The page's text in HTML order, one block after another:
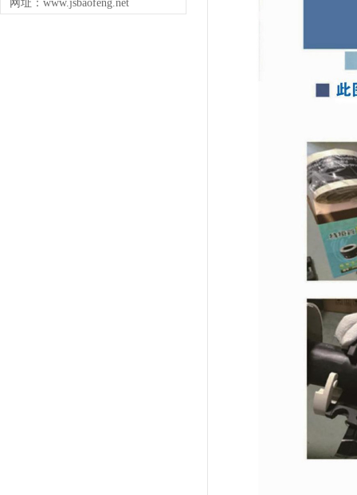
网址：www.jsbaofeng.net